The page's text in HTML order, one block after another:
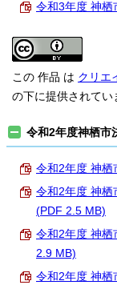
令和3年度 神栖
この 作品 は クリエ
の下に提供されてい
令和2年度神栖市
令和2年度 神栖
令和2年度 神栖
(PDF 2.5 MB)
令和2年度 神栖
2.9 MB)
令和2年度 神栖